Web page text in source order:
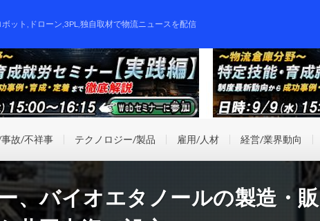
ット,ドローン,3PL,独自取材で物流ニュースを配信
故/不祥事 テクノロジー/製品 雇用/人材 経営/業界動向
、バイオエタノールの製造・販